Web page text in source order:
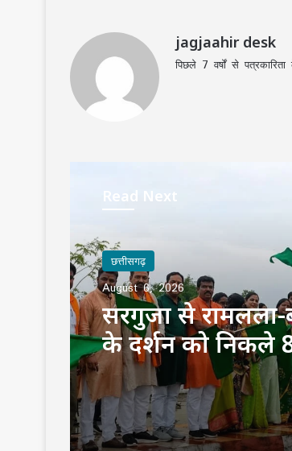
jagjaahir desk
पिछले 7 वर्षों से
Read Next
छत्तीसगढ़
August 6, 2026
सरगुजा से रामलला-
के दर्शन को निकले
भारत गौरव ट्रेन को
बोले—‘सपना हुआ